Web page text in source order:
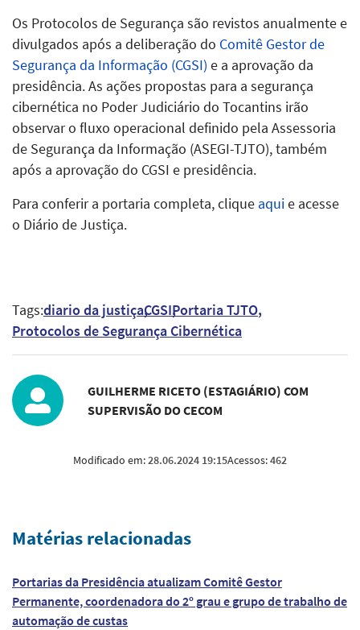
Os Protocolos de Segurança são revistos anualmente e
divulgados após a deliberação do Comitê Gestor de
Segurança da Informação (CGSI) e a aprovação da
presidência. As ações propostas para a segurança
cibernética no Poder Judiciário do Tocantins irão
observar o fluxo operacional definido pela Assessoria
de Segurança da Informação (ASEGI-TJTO), também
após a aprovação do CGSI e presidência.
Para conferir a portaria completa, clique aquie acesse
o Diário de Justiça.
Tags:diario da justiçaCGSIPortaria TJTO
Protocolos de Segurança Cibernética
GUILHERME RICETO (ESTAGIÁRIO) COM
SUPERVISÃO DO CECOM
Modificado em:28.06.2024 19:15Acessos:462
Matérias relacionadas
Portarias da Presidência atualizam Comitê Gestor
Permanente, coordenadora do 2º grau e grupo de trabalho de
automação de custas